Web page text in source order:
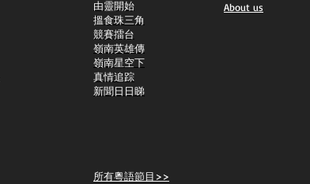
由靈開始
搵食珠三角
競賽擂台
嶺南英雄傳
嶺南星空下
真情追踪
新聞日日睇
所有粵語節目>>
About us